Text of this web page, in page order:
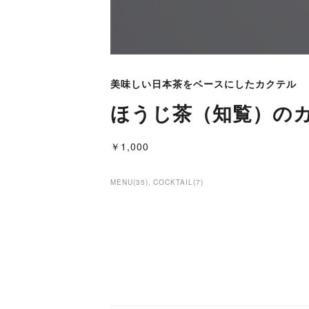
美味しい日本茶をベースにしたカクテル
ほうじ茶（知覧）の
￥1,000
MENU(35) COCKTAIL (7)